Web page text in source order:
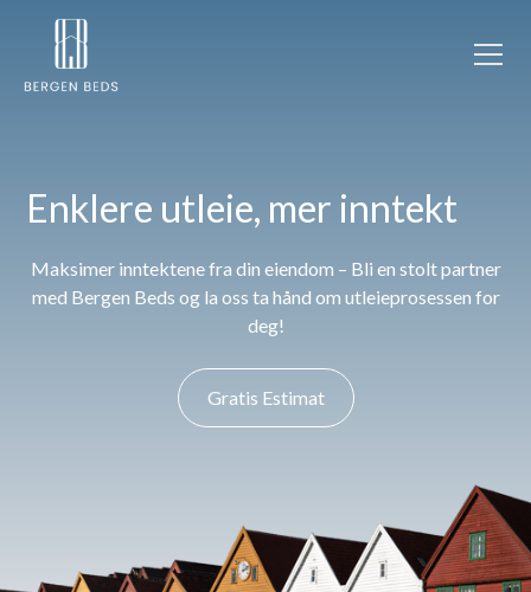
Enklere utleie, mer inntekt
Maksimer inntektene fra din eiendom – Bli en stolt partner
med Bergen Beds og la oss ta hånd om utleieprosessen for
deg!
Gratis Estimat